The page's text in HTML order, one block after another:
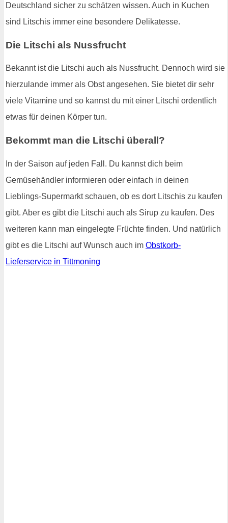
Deutschland sicher zu schätzen wissen. Auch in Kuchen
sind Litschis immer eine besondere Delikatesse.
Die Litschi als Nussfrucht
Bekannt ist die Litschi auch als Nussfrucht. Dennoch wird sie
hierzulande immer als Obst angesehen. Sie bietet dir sehr
viele Vitamine und so kannst du mit einer Litschi ordentlich
etwas für deinen Körper tun.
Bekommt man die Litschi überall?
In der Saison auf jeden Fall. Du kannst dich beim
Gemüsehändler informieren oder einfach in deinen
Lieblings-Supermarkt schauen, ob es dort Litschis zu kaufen
gibt. Aber es gibt die Litschi auch als Sirup zu kaufen. Des
weiteren kann man eingelegte Früchte finden. Und natürlich
gibt es die Litschi auf Wunsch auch im Obstkorb-
Lieferservice in Tittmoning